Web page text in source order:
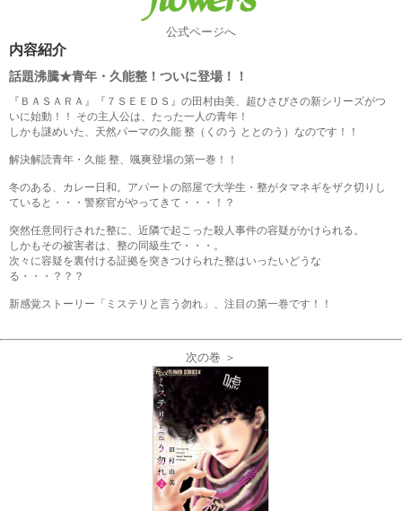
公式ページへ
内容紹介
話題沸騰★青年・久能整！ついに登場！！
『ＢＡＳＡＲＡ』『７ＳＥＥＤＳ』の田村由美、超ひさびさの新シリーズがつ
いに始動！！ その主人公は、たった一人の青年！
しかも謎めいた、天然パーマの久能 整（くのう ととのう）なのです！！
解決解読青年・久能 整、颯爽登場の第一巻！！
冬のある、カレー日和。アパートの部屋で大学生・整がタマネギをザク切りし
ていると・・・警察官がやってきて・・・！？
突然任意同行された整に、近隣で起こった殺人事件の容疑がかけられる。
しかもその被害者は、整の同級生で・・・。
次々に容疑を裏付ける証拠を突きつけられた整はいったいどうな
る・・・？？？
新感覚ストーリー「ミステリと言う勿れ」、注目の第一巻です！！
次の巻 ＞